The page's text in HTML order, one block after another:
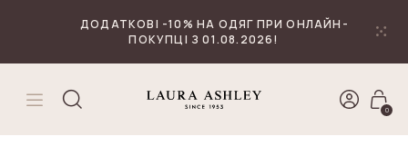
ДОДАТКОВІ -10% НА ОДЯГ ПРИ ОНЛАЙН-
ПОКУПЦІ З 01.08.2026!
0